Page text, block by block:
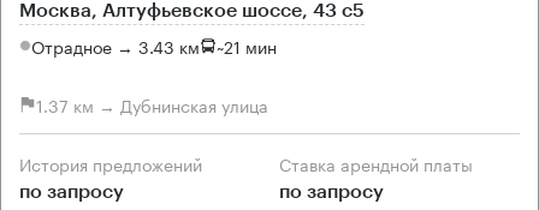
Москва, Алтуфьевское шоссе, 43 с5
Отрадное → 3.43 км ~21 мин
1.37 км → Дубнинская улица
История предложений
по запросу
Ставка арендной платы
по запросу